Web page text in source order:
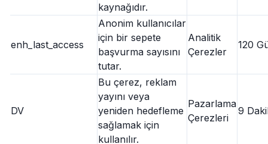
kaynağıdır.
enh_last_access
Anonim kullanıcılar
için bir sepete
başvurma sayısını
tutar.
Analitik
Çerezler
120
DV
Bu çerez, reklam
yayını veya
yeniden hedefleme
sağlamak için
kullanılır.
Pazarlama
Çerezleri
9